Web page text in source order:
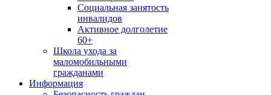
Социальная занятость
инвалидов
Активное долголетие
60+
Школа ухода за
маломобильными
гражданами
Информация